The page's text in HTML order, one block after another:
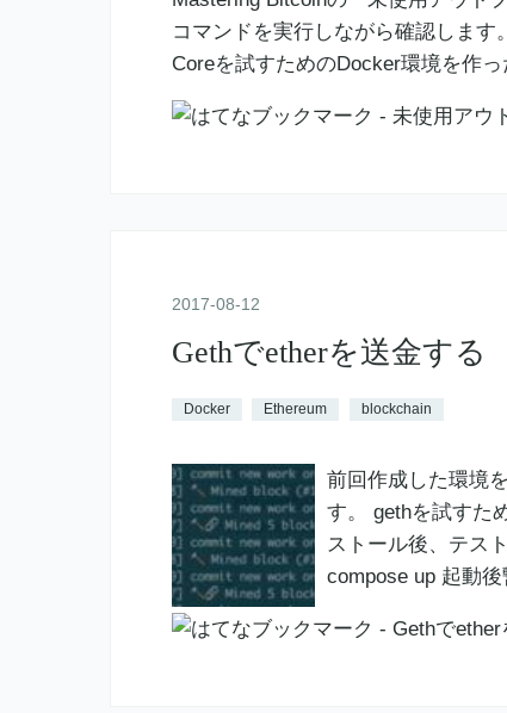
コマンドを実行しながら確認しま
Coreを試すためのDocker環境を作
2017-08-12
Gethでetherを送金する
Docker Ethereum blockchain
前回作成した環境
す。 gethを試すた
ストール後、テス
compose up 起動